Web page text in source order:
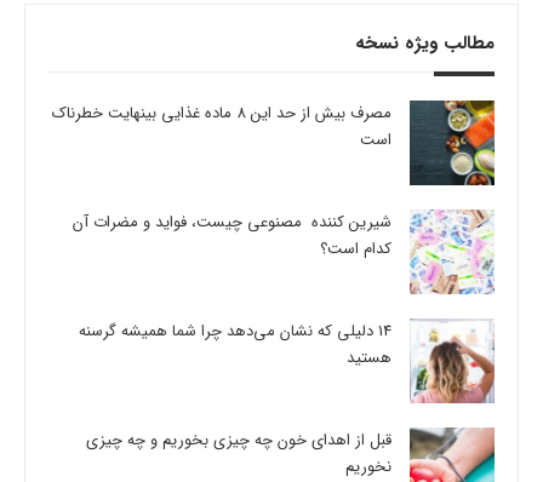
مطالب ویژه نسخه
مصرف بیش از حد این 8 ماده غذایی بینهایت خطرناک
است
شیرین کننده مصنوعی چیست، فواید و مضرات آن
کدام است؟
14 دلیلی که نشان می‌دهد چرا شما همیشه گرسنه
هستید
قبل از اهدای خون چه چیزی بخوریم و چه چیزی
نخوریم